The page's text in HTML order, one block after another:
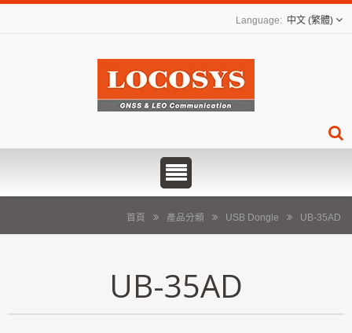
中文 (繁體)
首頁 產品分類 USB Dongle UB-35AD
UB-35AD